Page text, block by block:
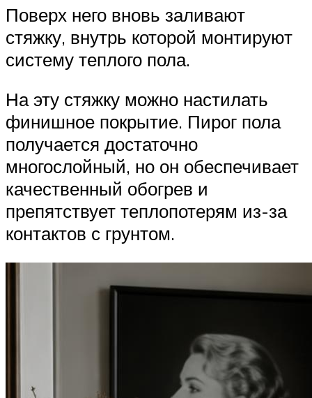
Поверх него вновь заливают
стяжку, внутрь которой монтируют
систему теплого пола.
На эту стяжку можно настилать
финишное покрытие. Пирог пола
получается достаточно
многослойный, но он обеспечивает
качественный обогрев и
препятствует теплопотерям из-за
контактов с грунтом.